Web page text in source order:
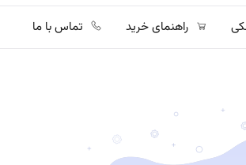
راهنمای خرید تماس با ما